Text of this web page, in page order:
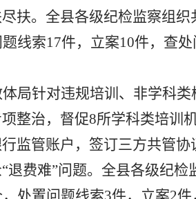
扶。全县各级纪检监察组织
线索17件，立案10件，查处
局针对违规培训、非学科
整治，督促8所学科类培训
监管账户，签订三方共管协
退费难”问题。全县各级纪检
，处置问题线索3件，立案2件